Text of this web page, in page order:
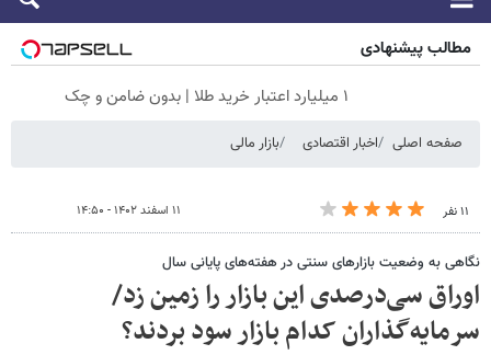
مطالب پیشنهادی
۱ میلیارد اعتبار خرید طلا | بدون ضامن و چک
صفحه اصلی اخبار اقتصادی بازار مالی
۱۱ نفر ۱۱ اسفند ۱۴۰۲ - ۱۴:۵۰
نگاهی به وضعیت بازارهای سنتی در هفته‌های پایانی سال
اوراق سی‌درصدی این بازار را زمین زد/
سرمایه‌گذاران کدام بازار سود بردند؟